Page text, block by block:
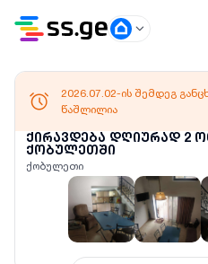
ქირავდება დღიურად 2
ქობულეთში
ქობულეთი
2026.07.02-ის შემდეგ
წაშლილია